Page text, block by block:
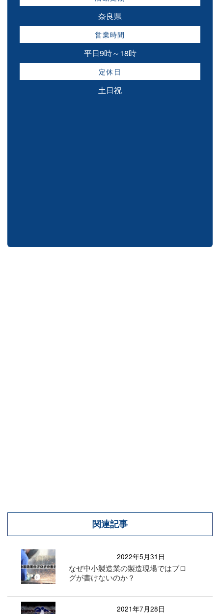
奈良県
営業時間
平日9時～18時
定休日
土日祝
関連記事
2022年5月31日
なぜ中小製造業の製造現場ではブロ
グが書けないのか？
2021年7月28日